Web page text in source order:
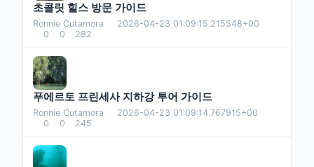
초콜릿 힐스 방문 가이드
Ronnie Cutamora
2026-04-23 01:09:15.215548+00
0
0 282
푸에르토 프린세사 지하강 투어 가이드
Ronnie Cutamora
2026-04-23 01:09:14.767915+00
0
0 245